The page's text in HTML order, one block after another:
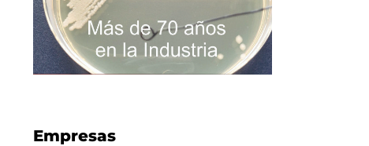
Empresas